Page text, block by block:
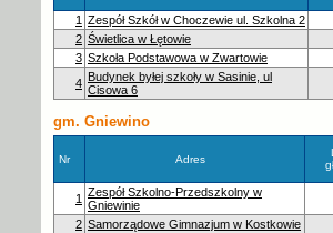
1 Zespół Szkół w Choczewie ul. Szkolna 2
2 Świetlica w Łętowie
3 Szkoła Podstawowa w Zwartowie
4 Budynek byłej szkoły w Sasinie, ul
Cisowa 6
gm. Gniewino
Nr Adres
1 Zespół Szkolno-Przedszkolny w
Gniewinie
2 Samorządowe Gimnazjum w Kostkowie